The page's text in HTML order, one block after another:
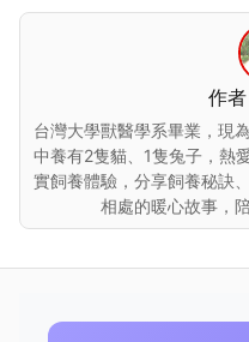
作者
台灣大學獸醫學系畢業，現
中養有2隻貓、1隻兔子，熱
實飼養體驗，分享飼養秘訣
相處的暖心故事，